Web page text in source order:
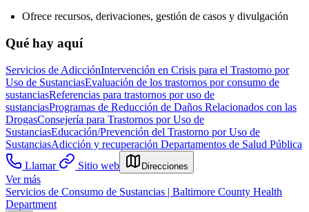
Ofrece recursos, derivaciones, gestión de casos y divulgación
Qué hay aquí
Servicios de AdicciónIntervención en Crisis para el Trastorno por
Uso de SustanciasEvaluación de los trastornos por consumo de
sustanciasReferencias para trastornos por uso de
sustanciasProgramas de Reducción de Daños Relacionados con las
DrogasConsejería para Trastornos por Uso de
SustanciasEducación/Prevención del Trastorno por Uso de
SustanciasAdicción y recuperación Departamentos de Salud Pública
Llamar
Sitio web Direcciones
Ver más
Servicios de Consumo de Sustancias | Baltimore County Health
Department